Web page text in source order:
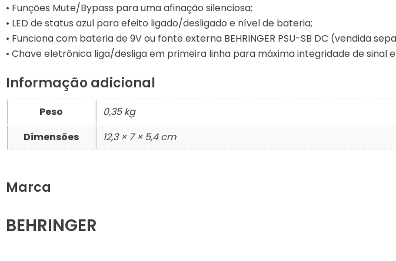
UKULELE
VIOLÃO
VIOLINOS
VIOLONCELOS
• Funções Mute/Bypass para uma afinação silenciosa;
• LED de status azul para efeito ligado/desligado e nível de bateria;
• Funciona com bateria de 9V ou fonte externa BEHRINGER PSU-SB DC (vendida
• Chave eletrônica liga/desliga em primeira linha para máxima integridade de sinal e
Informação adicional
Peso
0,35 kg
Dimensões
12,3 × 7 × 5,4 cm
Marca
BEHRINGER